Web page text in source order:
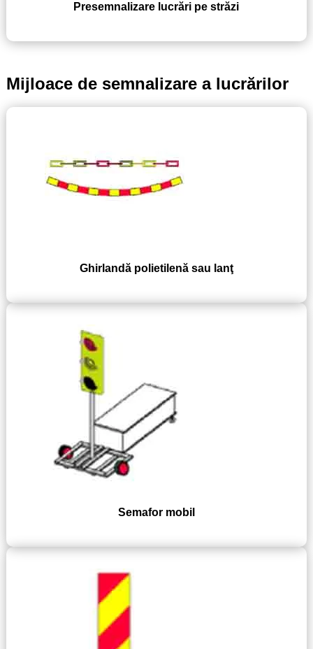
Presemnalizare lucrări pe străzi
Mijloace de semnalizare a lucrărilor
Ghirlandă polietilenă sau lanţ
Semafor mobil